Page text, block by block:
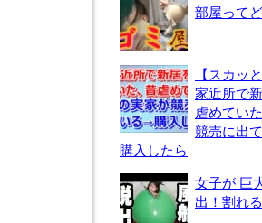
部屋って
【スカッ
家近所で
虐めてい
競売に出
購入したら
女子が 巨
出！割れ